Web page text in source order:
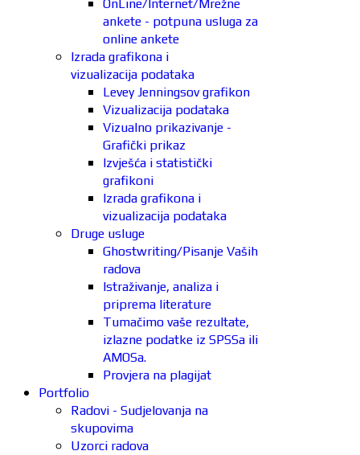
OnLine/Internet/Mrežne
ankete - potpuna usluga za
online ankete
Izrada grafikona i
vizualizacija podataka
Levey Jenningsov grafikon
Vizualizacija podataka
Vizualno prikazivanje -
Grafički prikaz
Izvješća i statistički
grafikoni
Izrada grafikona i
vizualizacija podataka
Druge usluge
Ghostwriting/Pisanje Vaših
radova
Istraživanje, analiza i
priprema literature
Tumačimo vaše rezultate,
izlazne podatke iz SPSSa ili
AMOSa.
Provjera na plagijat
Portfolio
Radovi - Sudjelovanja na
skupovima
Uzorci radova